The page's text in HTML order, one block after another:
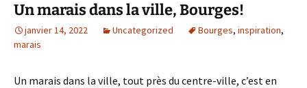
Un marais dans la ville, Bourges!
janvier 14, 2022 Uncategorized Bourges, inspiration,
marais
Un marais dans la ville, tout près du centre-ville, c’est en